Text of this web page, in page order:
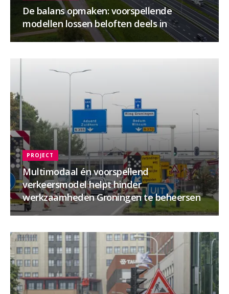
De balans opmaken: voorspellende
modellen lossen beloften deels in
Multimodaal én voorspellend
verkeersmodel helpt hinder
werkzaamheden Groningen te beheersen
PROJECT